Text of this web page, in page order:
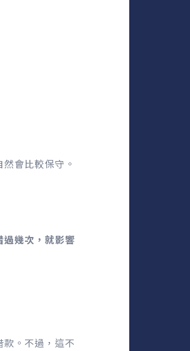
會比較保守。
幾次，就影響
。不過，這不